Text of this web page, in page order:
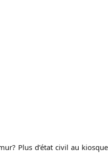
Plus d’état civil au